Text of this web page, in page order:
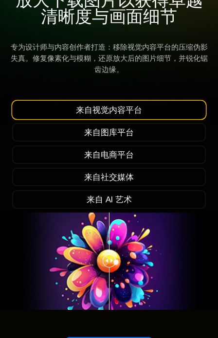
清晰度与画面细节
专为设计师与内容创作者打造：移除视觉内容平台的压缩伪影
失真。修复像素化与模糊，还原放大后的图片细节，并锐化锯
齿边缘。
来自视觉内容平台
来自图库平台
来自电商平台
来自社交媒体
来自 AI 艺术